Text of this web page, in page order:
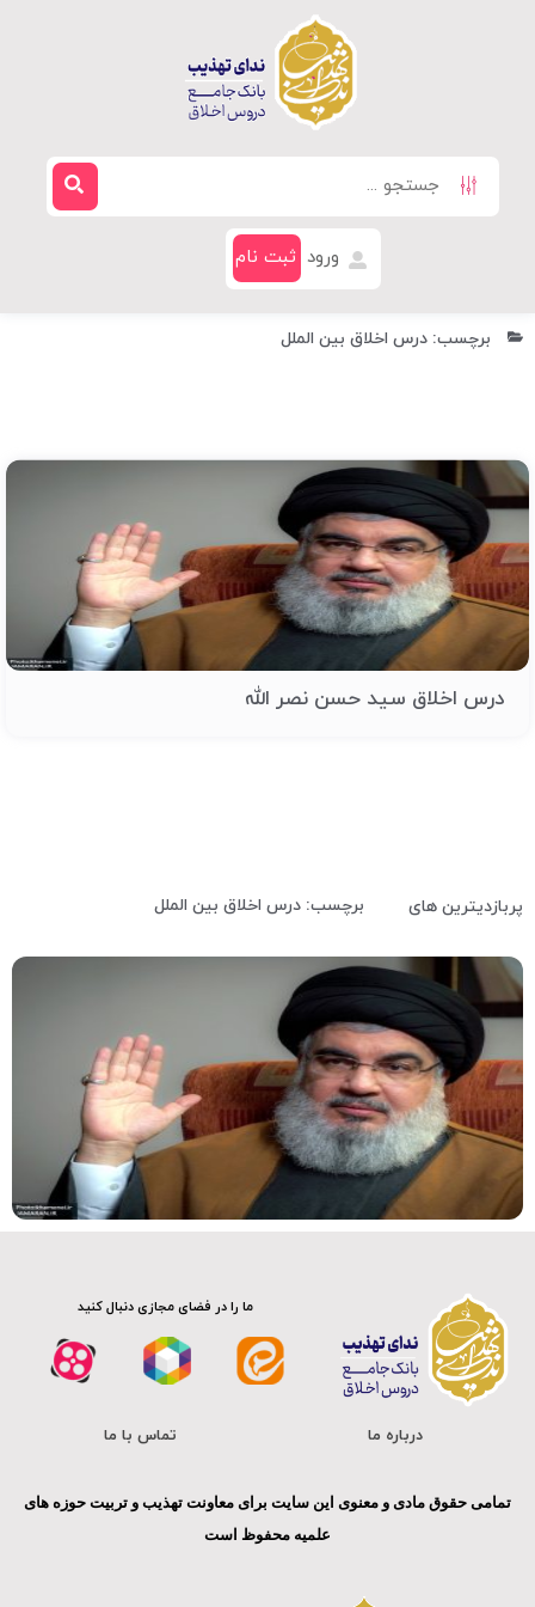
ورود ثبت نام
برچسب: درس اخلاق بین الملل
درس اخلاق سید حسن نصر الله
پربازدیترین های برچسب: درس اخلاق بین الملل
صوت
ما را در فضای مجازی دنبال کنید
درباره ما تماس با ما
تمامی حقوق مادی و معنوی این سایت برای معاونت تهذیب و تربیت حوزه های
علمیه محفوظ است